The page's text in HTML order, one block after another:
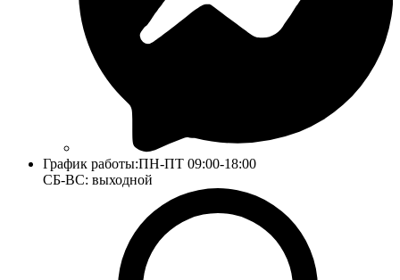
График работы:ПН-ПТ 09:00-18:00
СБ-ВС: выходной